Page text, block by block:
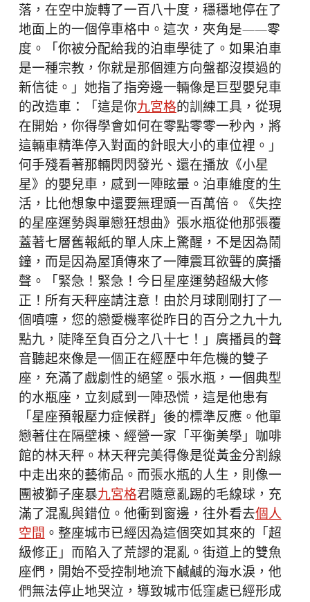
落，在空中旋轉了一百八十度，穩穩地停在了
地面上的一個停車格中。這次，夾角是——零
度。「你被分配給我的泊車學徒了。如果泊車
是一種宗教，你就是那個連方向盤都沒摸過的
新信徒。」她指了指旁邊一輛像是巨型嬰兒車
的改造車：「這是你九宮格的訓練工具，從現
在開始，你得學會如何在零點零零一秒內，將
這輛車精準停入對面的針眼大小的車位裡。」
何手殘看著那輛閃閃發光、還在播放《小星
星》的嬰兒車，感到一陣眩暈。泊車維度的生
活，比他想象中還要無理頭一百萬倍。《失控
的星座運勢與單戀狂想曲》張水瓶從他那張覆
蓋著七層舊報紙的單人床上驚醒，不是因為鬧
鐘，而是因為屋頂傳來了一陣震耳欲聾的廣播
聲。「緊急！緊急！今日星座運勢超級大修
正！所有天秤座請注意！由於月球剛剛打了一
個噴嚏，您的戀愛機率從昨日的百分之九十九
點九，陡降至負百分之八十七！」廣播員的聲
音聽起來像是一個正在經歷中年危機的雙子
座，充滿了戲劇性的絕望。張水瓶，一個典型
的水瓶座，立刻感到一陣恐慌，這是他患有
「星座預報壓力症候群」後的標準反應。他單
戀著住在隔壁棟、經營一家「平衡美學」咖啡
館的林天秤。林天秤完美得像是從黃金分割線
中走出來的藝術品。而張水瓶的人生，則像一
團被獅子座暴九宮格君隨意亂踢的毛線球，充
滿了混亂與錯位。他衝到窗邊，往外看去個人
空間。整座城市已經因為這個突如其來的「超
級修正」而陷入了荒謬的混亂。街道上的雙魚
座們，開始不受控制地流下鹹鹹的海水淚，他
們無法停止地哭泣，導致城市低窪處已經形成